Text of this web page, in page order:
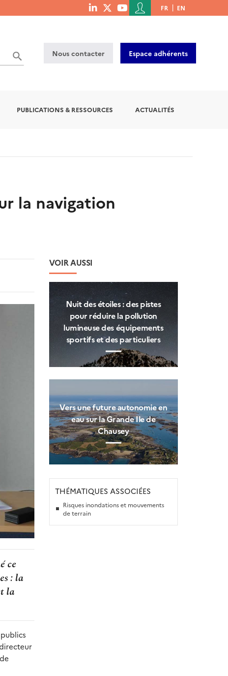
menu
Menu
du
de
l'utilisateur
FR EN
Nous contacter Espace adhérents
PUBLICATIONS & RESSOURCES ACTUALITÉS
la navigation
ce
: la
la
VOIR AUSSI
Nuit des étoiles : des pistes
pour réduire la pollution
lumineuse des équipements
sportifs et des particuliers
Vers une future autonomie en
eau sur la Grande Ile de
Chausey
THÉMATIQUES ASSOCIÉES
Risques inondations et mouvements
de terrain